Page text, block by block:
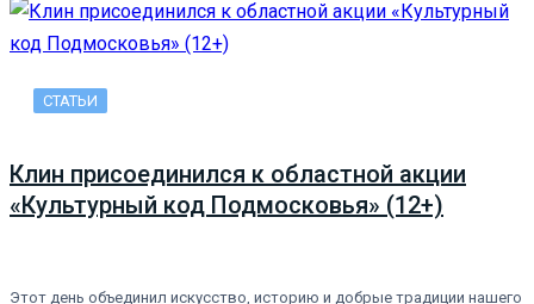
СТАТЬИ
Клин присоединился к областной акции
«Культурный код Подмосковья» (12+)
Этот день объединил искусство, историю и добрые традиции нашего